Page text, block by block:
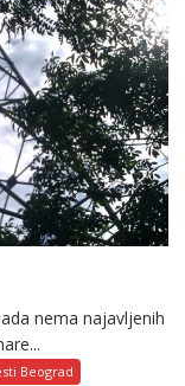
nema najavljenih
Beograd